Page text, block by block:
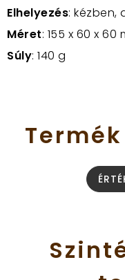
Elhelyezés: kézben,
Méret: 155 x 60 x 60
Súly: 140 g
Termék